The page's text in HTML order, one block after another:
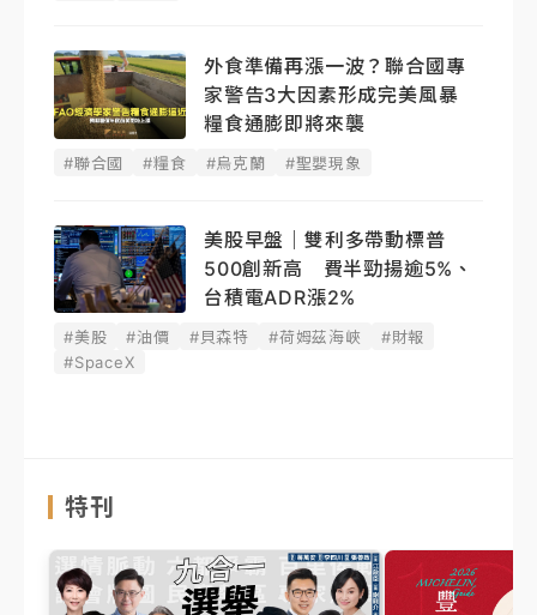
外食準備再漲一波？聯合國專
家警告3大因素形成完美風暴
糧食通膨即將來襲
#聯合國 #糧食 #烏克蘭 #聖嬰現象
美股早盤｜雙利多帶動標普
500創新高 費半勁揚逾5%、
台積電ADR漲2%
#美股 #油價 #貝森特 #荷姆茲海峽
#財報
#SpaceX
特刊